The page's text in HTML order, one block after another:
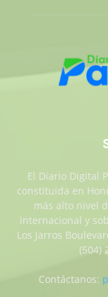
El Diario Digital
constituida en
más alto nivel
internacional y
Los Jarros
(504)
Contáctanos: